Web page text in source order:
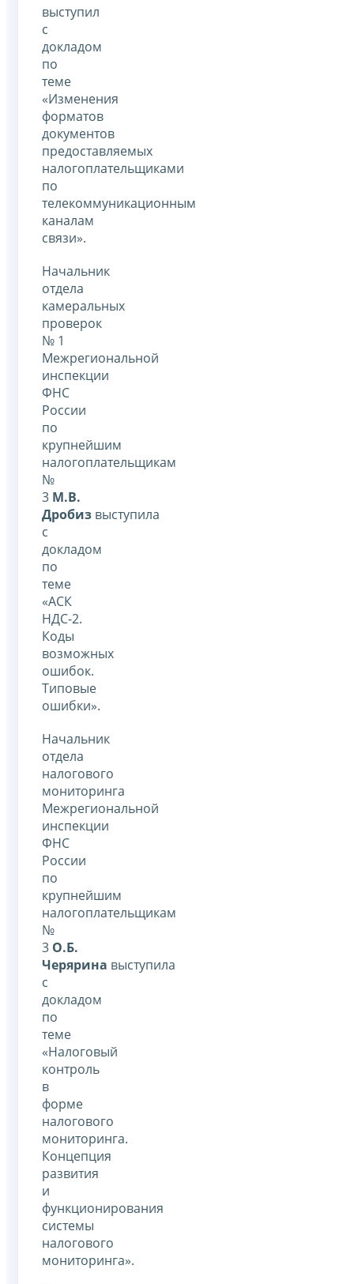
выступил
с
докладом
по
теме
«Изменения
форматов
документов
предоставляемых
налогоплательщиками
по
телекоммуникационным
каналам
связи».
Начальник
отдела
камеральных
проверок
№ 1
Межрегиональной
инспекции
ФНС
России
по
крупнейшим
налогоплательщикам
№
3 М.В.
Дробиз выступила
с
докладом
по
теме
«АСК
НДС-2.
Коды
возможных
ошибок.
Типовые
ошибки».
Начальник
отдела
налогового
мониторинга
Межрегиональной
инспекции
ФНС
России
по
крупнейшим
налогоплательщикам
№
3 О.Б.
Черярина выступила
с
докладом
по
теме
«Налоговый
контроль
в
форме
налогового
мониторинга.
Концепция
развития
и
функционирования
системы
налогового
мониторинга».